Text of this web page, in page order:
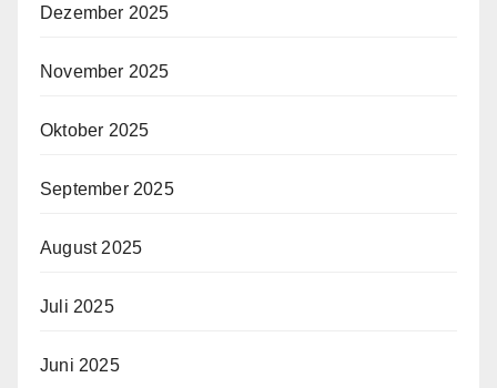
Dezember 2025
November 2025
Oktober 2025
September 2025
August 2025
Juli 2025
Juni 2025